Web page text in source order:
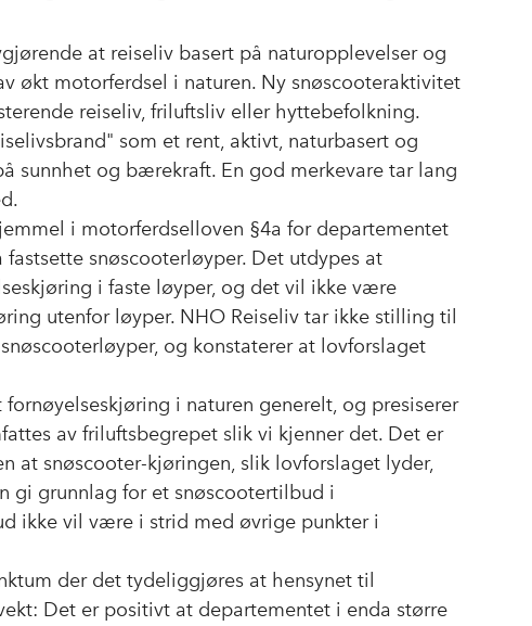
at reiseliv basert på naturopplevelser og
økt motorferdsel i naturen. Ny snøscooteraktivitet
reiseliv, friluftsliv eller hyttebefolkning.
som et rent, aktivt, naturbasert og
sunnhet og bærekraft. En god merkevare tar lang
i motorferdselloven §4a for departementet
snøscooterløyper. Det utdypes at
i faste løyper, og det vil ikke være
utenfor løyper. NHO Reiseliv tar ikke stilling til
og konstaterer at lovforslaget
i naturen generelt, og presiserer
av friluftsbegrepet slik vi kjenner det. Det er
at snøscooter-kjøringen, slik lovforslaget lyder,
gi grunnlag for et snøscootertilbud i
ikke vil være i strid med øvrige punkter i
der det tydeliggjøres at hensynet til
Det er positivt at departementet i enda større